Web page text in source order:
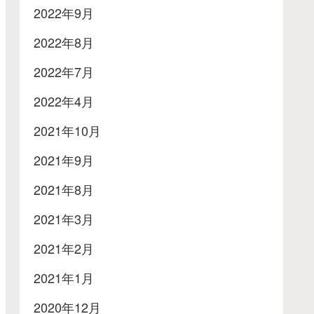
2022年9月
2022年8月
2022年7月
2022年4月
2021年10月
2021年9月
2021年8月
2021年3月
2021年2月
2021年1月
2020年12月